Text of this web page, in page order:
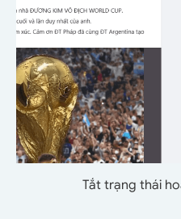
Tắt trạng thái